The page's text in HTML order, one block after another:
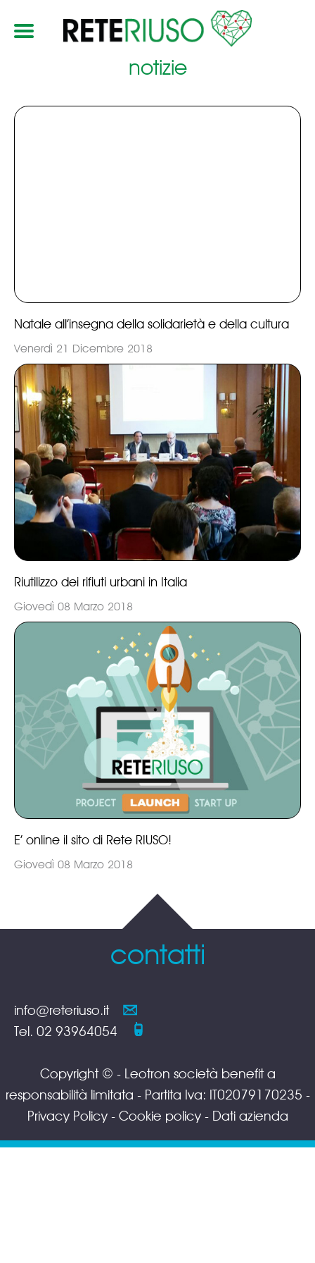
notizie
Natale all’insegna della solidarietà e della cultura
Venerdì 21 Dicembre 2018
Riutilizzo dei rifiuti urbani in Italia
Giovedì 08 Marzo 2018
E’ online il sito di Rete RIUSO!
Giovedì 08 Marzo 2018
contatti
info@reteriuso.it
Tel. 02 93964054
Copyright © - Leotron società benefit a
responsabilità limitata - Partita Iva: IT02079170235 -
Privacy Policy- Cookie policy- Dati azienda